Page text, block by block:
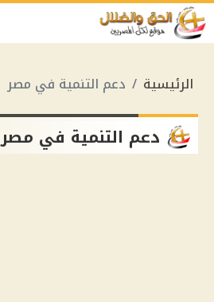
الرئيسية دعم التنمية في مصر
دعم التنمية في مصر